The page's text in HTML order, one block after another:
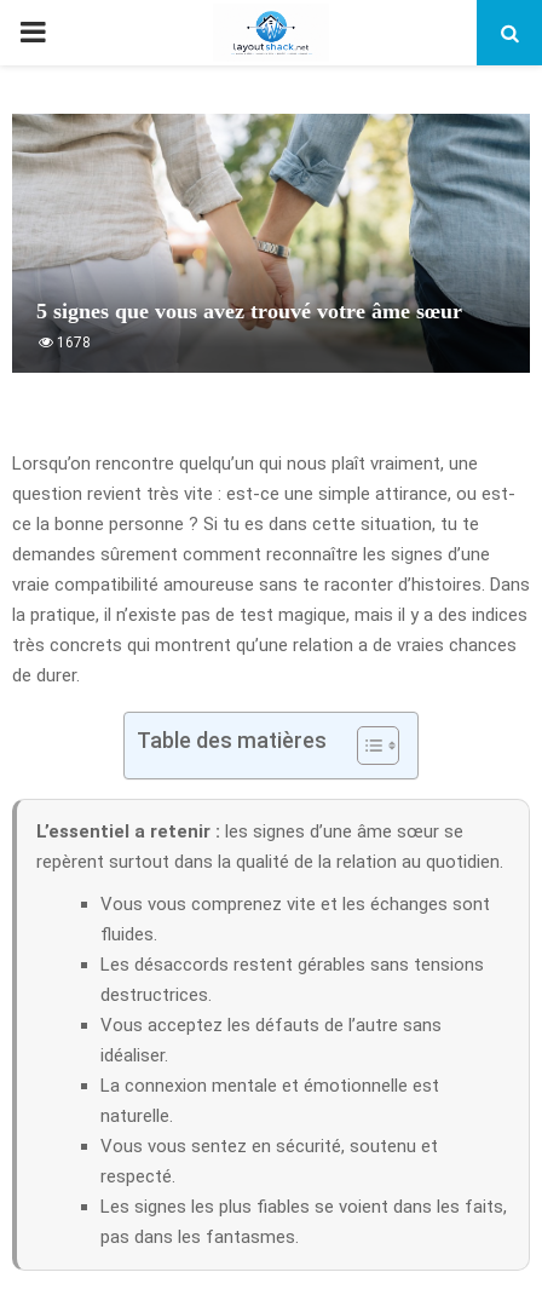
PRIMARY
5 signes que vous avez trouvé votre âme sœur
1678
Lorsqu’on rencontre quelqu’un qui nous plaît vraiment, une
question revient très vite : est-ce une simple attirance, ou est-
ce la bonne personne ? Si tu es dans cette situation, tu te
demandes sûrement comment reconnaître les signes d’une
vraie compatibilité amoureuse sans te raconter d’histoires. Dans
la pratique, il n’existe pas de test magique, mais il y a des indices
très concrets qui montrent qu’une relation a de vraies chances
de durer.
Table des matières
L’essentiel a retenir : les signes d’une âme sœur se
repèrent surtout dans la qualité de la relation au quotidien.
Vous vous comprenez vite et les échanges sont
fluides.
Les désaccords restent gérables sans tensions
destructrices.
Vous acceptez les défauts de l’autre sans
idéaliser.
La connexion mentale et émotionnelle est
naturelle.
Vous vous sentez en sécurité, soutenu et
respecté.
Les signes les plus fiables se voient dans les faits,
pas dans les fantasmes.